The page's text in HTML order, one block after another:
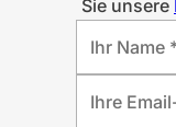
Sie unsere